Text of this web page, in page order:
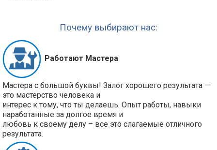
Почему выбирают нас:
Работают Мастера
Мастера с большой буквы! Залог хорошего результата —
это мастерство человека и
интерес к тому, что ты делаешь. Опыт работы, навыки
наработанные за долгое время и
любовь к своему делу – все это слагаемые отличного
результата.